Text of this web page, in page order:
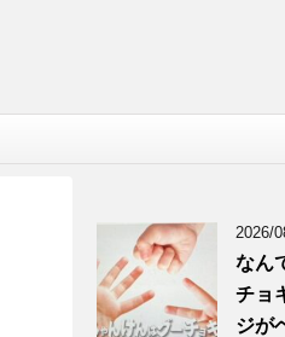
2026/
なん
チョ
ジが